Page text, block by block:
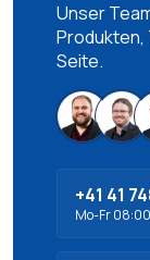
Unser
Produkten,
Seite.
+41 41
Mo-Fr